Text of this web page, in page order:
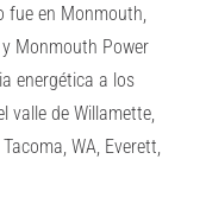
en Monmouth,
Monmouth Power
energética a los
valle de Willamette,
WA, Everett,